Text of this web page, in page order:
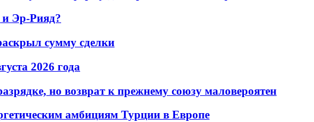
Эр-Рияд?
сумму сделки
2026 года
но возврат к прежнему союзу маловероятен
амбициям Турции в Европе